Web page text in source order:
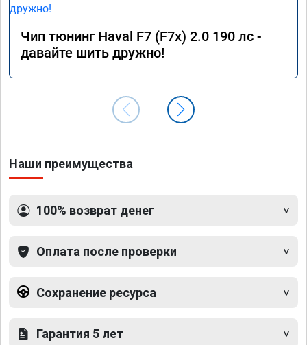
Чип тюнинг Haval F7 (F7x) 2.0 190 лс -
давайте шить дружно!
Наши преимущества
100% возврат денег
Оплата после проверки
Сохранение ресурса
Гарантия 5 лет